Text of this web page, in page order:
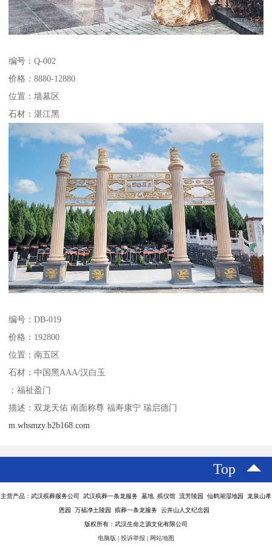
编号：Q-002
价格：8880-12880
位置：墙墓区
石材：湛江黑
编号：DB-019
价格：192800
位置：南五区
石材：中国黑AAA/汉白玉
：福祉盈门
描述：双龙天佑 南面称尊 福寿康宁 瑞启德门
m.whsmzy.b2b168.com
Top
主营产品：武汉殡葬服务公司 武汉殡葬一条龙服务 墓地 殡仪馆 流芳陵园 仙鹤湖湿地园 龙泉山孝
恩园 万福净土陵园 殡葬一条龙服务 云井山人文纪念园
版权所有：武汉生命之源文化有限公司
电脑版 | 投诉举报 | 网站地图